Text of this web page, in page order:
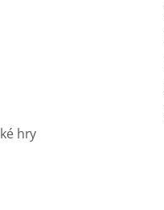
hry